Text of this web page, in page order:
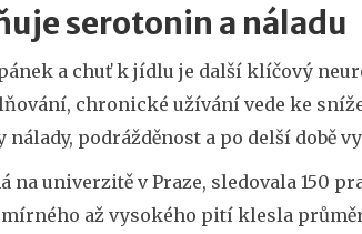
serotonin a náladu
a chuť k jídlu je další klíčový
chronické užívání vede ke
podrážděnost a po delší době
na univerzitě v Praze, sledovala 150
až vysokého pití klesla